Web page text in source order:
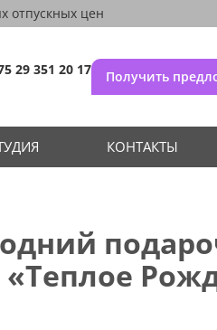
отпускных цен
29 351 20 17 Получить
КОНТАКТЫ
«Теплое